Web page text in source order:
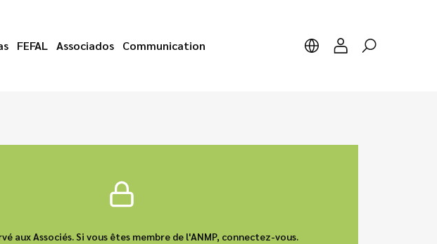
FEFAL Associados Communication
aux Associés. Si vous êtes membre de l'ANMP, connectez-vous.